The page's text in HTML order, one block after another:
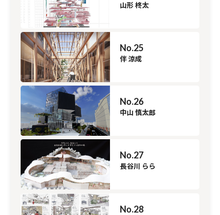
山形 柊太
No.25
伴 涼成
No.26
中山 慎太郎
No.27
長谷川 らら
No.28